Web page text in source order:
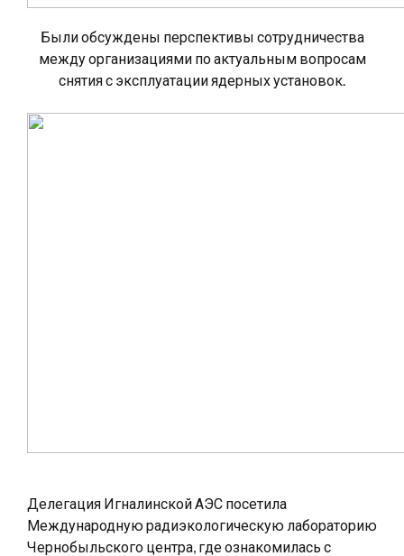
Были обсуждены перспективы сотрудничества
между организациями по актуальным вопросам
снятия с эксплуатации ядерных установок.
Делегация Игналинской АЭС посетила
Международную радиэкологическую лабораторию
Чернобыльского центра, где ознакомилась с